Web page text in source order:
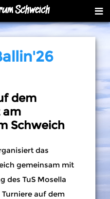
dem
am
Schweich
das
gemeinsam mit
des TuS Mosella
Turniere auf dem
Schweich